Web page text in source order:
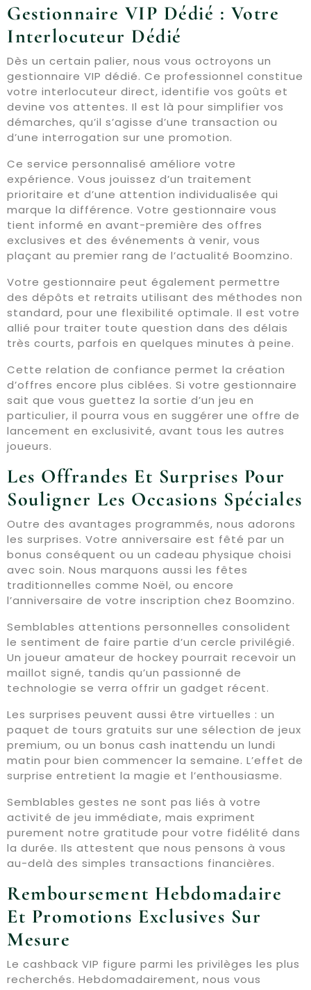
Gestionnaire VIP Dédié : Votre
Interlocuteur Dédié
Dès un certain palier, nous vous octroyons un
gestionnaire VIP dédié. Ce professionnel constitue
votre interlocuteur direct, identifie vos goûts et
devine vos attentes. Il est là pour simplifier vos
démarches, qu’il s’agisse d’une transaction ou
d’une interrogation sur une promotion.
Ce service personnalisé améliore votre
expérience. Vous jouissez d’un traitement
prioritaire et d’une attention individualisée qui
marque la différence. Votre gestionnaire vous
tient informé en avant-première des offres
exclusives et des événements à venir, vous
plaçant au premier rang de l’actualité Boomzino.
Votre gestionnaire peut également permettre
des dépôts et retraits utilisant des méthodes non
standard, pour une flexibilité optimale. Il est votre
allié pour traiter toute question dans des délais
très courts, parfois en quelques minutes à peine.
Cette relation de confiance permet la création
d’offres encore plus ciblées. Si votre gestionnaire
sait que vous guettez la sortie d’un jeu en
particulier, il pourra vous en suggérer une offre de
lancement en exclusivité, avant tous les autres
joueurs.
Les Offrandes Et Surprises Pour
Souligner Les Occasions Spéciales
Outre des avantages programmés, nous adorons
les surprises. Votre anniversaire est fêté par un
bonus conséquent ou un cadeau physique choisi
avec soin. Nous marquons aussi les fêtes
traditionnelles comme Noël, ou encore
l’anniversaire de votre inscription chez Boomzino.
Semblables attentions personnelles consolident
le sentiment de faire partie d’un cercle privilégié.
Un joueur amateur de hockey pourrait recevoir un
maillot signé, tandis qu’un passionné de
technologie se verra offrir un gadget récent.
Les surprises peuvent aussi être virtuelles : un
paquet de tours gratuits sur une sélection de jeux
premium, ou un bonus cash inattendu un lundi
matin pour bien commencer la semaine. L’effet de
surprise entretient la magie et l’enthousiasme.
Semblables gestes ne sont pas liés à votre
activité de jeu immédiate, mais expriment
purement notre gratitude pour votre fidélité dans
la durée. Ils attestent que nous pensons à vous
au-delà des simples transactions financières.
Remboursement Hebdomadaire
Et Promotions Exclusives Sur
Mesure
Le cashback VIP figure parmi les privilèges les plus
recherchés. Hebdomadairement, nous vous